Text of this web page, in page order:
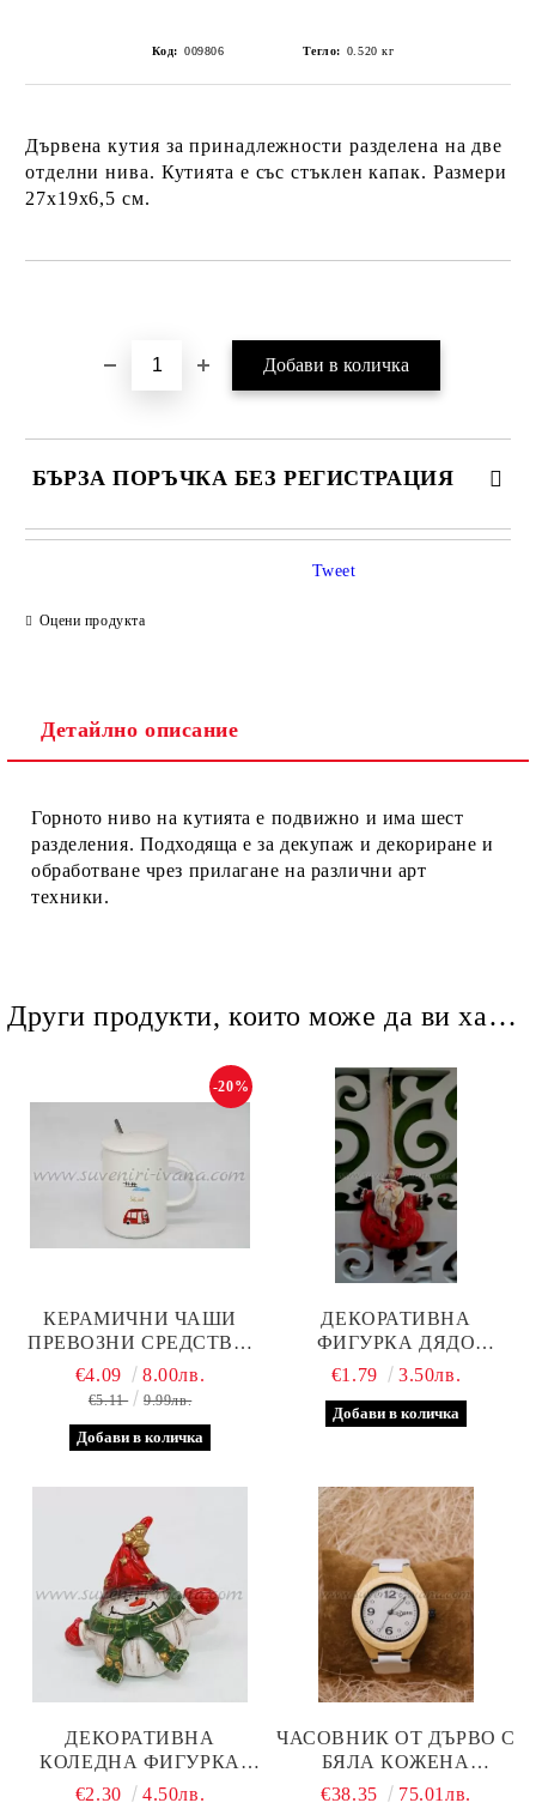
Код: 009806 Тегло: 0.520 кг
Дървена кутия за принадлежности разделена на две
отделни нива. Кутията е със стъклен капак. Размери
27х19х6,5 см.
БЪРЗА ПОРЪЧКА БЕЗ РЕГИСТРАЦИЯ
Оцени продукта
Tweet
Детайлно описание
Горното ниво на кутията е подвижно и има шест
разделения. Подходяща е за декупаж и декориране и
обработване чрез прилагане на различни арт
техники.
Други продукти, които може да ви харесат
КЕРАМИЧНИ ЧАШИ
ПРЕВОЗНИ СРЕДСТВА,
МОДЕЛ ДВЕ
-20%
€4.09 8.00лв.
€5.11 9.99лв.
ДЕКОРАТИВНА
ФИГУРКА ДЯДО
КОЛЕДА 6,5 Х 7,5 СМ.
€1.79 3.50лв.
ДЕКОРАТИВНА
КОЛЕДНА ФИГУРКА
СНЕЖЕН ЧОВЕК
€2.30 4.50лв.
ЧАСОВНИК ОТ ДЪРВО С
БЯЛА КОЖЕНА
КАИШКА
€38.35 75.01лв.